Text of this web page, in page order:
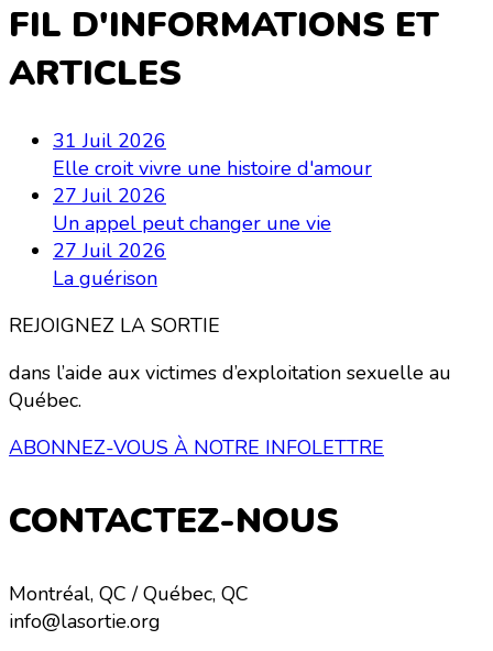
FIL D'INFORMATIONS ET
ARTICLES
31 Juil 2026
Elle croit vivre une histoire d'amour
27 Juil 2026
Un appel peut changer une vie
27 Juil 2026
La guérison
REJOIGNEZ LA SORTIE
dans l’aide aux victimes d’exploitation sexuelle au
Québec.
ABONNEZ-VOUS À NOTRE INFOLETTRE
CONTACTEZ-NOUS
Montréal, QC / Québec, QC
info@lasortie.org